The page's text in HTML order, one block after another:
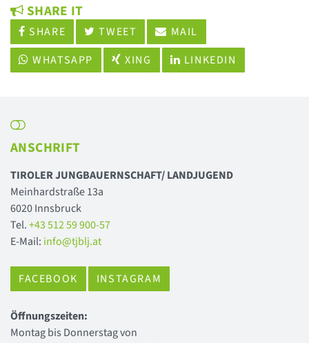
SHARE IT
SHARE TWEET
MAIL
WHATSAPP
XING LINKEDIN
ANSCHRIFT
TIROLER JUNGBAUERNSCHAFT/ LANDJUGEND
Meinhardstraße 13a
6020 Innsbruck
Tel.+43 512 59 900-57
E-Mail: info@tjblj.at
FACEBOOK INSTAGRAM
Öffnungszeiten:
Montag bis Donnerstag von